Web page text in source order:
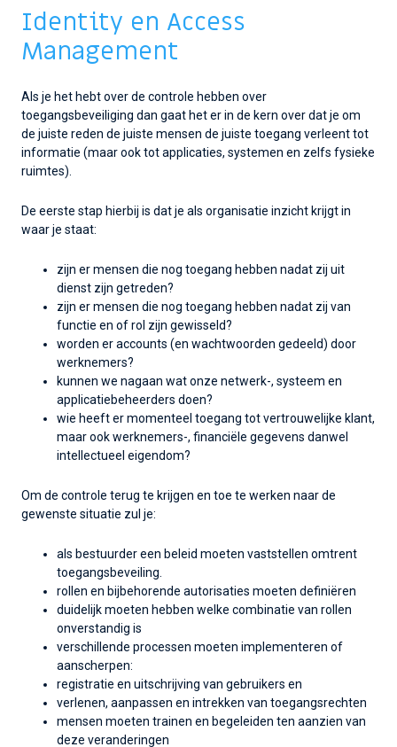
Identity en Access
Management
Als je het hebt over de controle hebben over
toegangsbeveiliging dan gaat het er in de kern over dat je om
de juiste reden de juiste mensen de juiste toegang verleent tot
informatie (maar ook tot applicaties, systemen en zelfs fysieke
ruimtes).
De eerste stap hierbij is dat je als organisatie inzicht krijgt in
waar je staat:
zijn er mensen die nog toegang hebben nadat zij uit
dienst zijn getreden?
zijn er mensen die nog toegang hebben nadat zij van
functie en of rol zijn gewisseld?
worden er accounts (en wachtwoorden gedeeld) door
werknemers?
kunnen we nagaan wat onze netwerk-, systeem en
applicatiebeheerders doen?
wie heeft er momenteel toegang tot vertrouwelijke klant,
maar ook werknemers-, financiële gegevens danwel
intellectueel eigendom?
Om de controle terug te krijgen en toe te werken naar de
gewenste situatie zul je:
als bestuurder een beleid moeten vaststellen omtrent
toegangsbeveiling.
rollen en bijbehorende autorisaties moeten definiëren
duidelijk moeten hebben welke combinatie van rollen
onverstandig is
verschillende processen moeten implementeren of
aanscherpen:
registratie en uitschrijving van gebruikers en
verlenen, aanpassen en intrekken van toegangsrechten
mensen moeten trainen en begeleiden ten aanzien van
deze veranderingen